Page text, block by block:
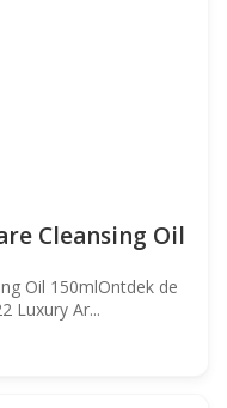
Cleansing Oil
Oil 150mlOntdek de
Luxury Ar...